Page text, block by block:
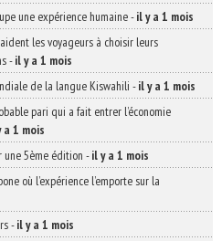
une expérience humaine-il y a 1 mois
les voyageurs à choisir leurs
-il y a 1 mois
de la langue Kiswahili -il y a 1 mois
pari qui a fait entrer l’économie
a 1 mois
une 5ème édition -il y a 1 mois
où l’expérience l’emporte sur la
-il y a 1 mois